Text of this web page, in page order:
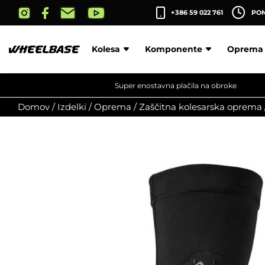
content
+386 59 022 761
Kolesa Komponente Oprema
Super enostavna plačila na obroke
Domov / Izdelki /Oprema /Zaščitna kolesarska oprema